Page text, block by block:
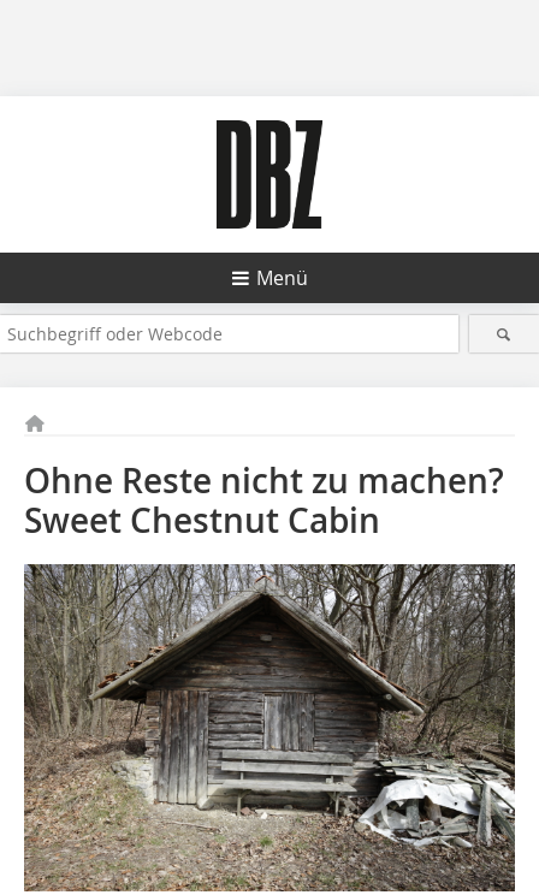
Menü
Ohne Reste nicht zu machen?
Sweet Chestnut Cabin